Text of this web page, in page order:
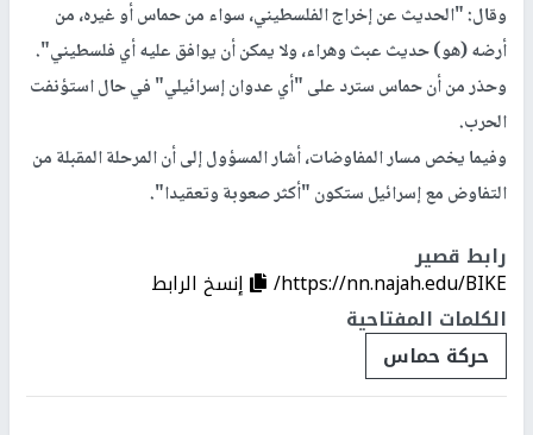
وقال: "الحديث عن إخراج الفلسطيني، سواء من حماس أو غيره، من
أرضه (هو) حديث عبث وهراء، ولا يمكن أن يوافق عليه أي فلسطيني".
وحذر من أن حماس سترد على "أي عدوان إسرائيلي" في حال استؤنفت
الحرب.
وفيما يخص مسار المفاوضات، أشار المسؤول إلى أن المرحلة المقبلة من
التفاوض مع إسرائيل ستكون "أكثر صعوبة وتعقيدا".
رابط قصير
https://nn.najah.edu/BIKE/
إنسخ الرابط
الكلمات المفتاحية
حركة حماس